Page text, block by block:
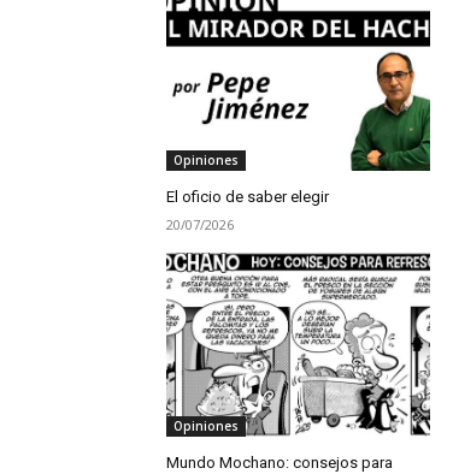
Opiniones
El oficio de saber elegir
20/07/2026
Opiniones
Mundo Mochano: consejos para